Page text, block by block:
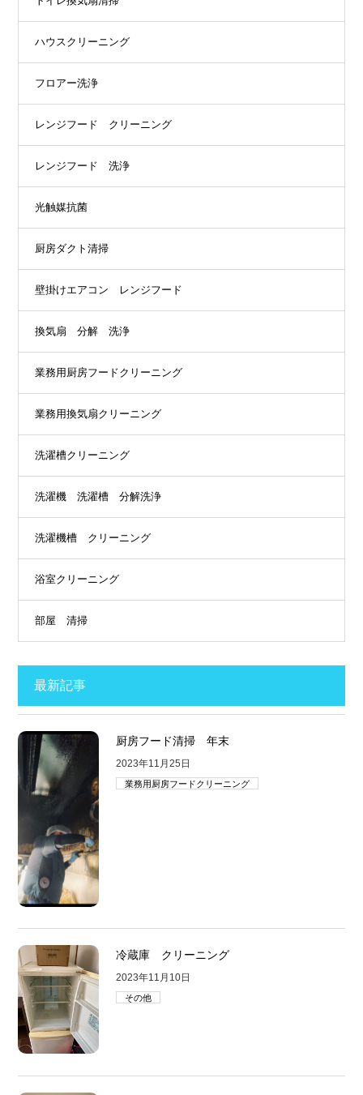
ハウスクリーニング
フロアー洗浄
レンジフード クリーニング
レンジフード 洗浄
光触媒抗菌
厨房ダクト清掃
壁掛けエアコン レンジフード
換気扇 分解 洗浄
業務用厨房フードクリーニング
業務用換気扇クリーニング
洗濯槽クリーニング
洗濯機 洗濯槽 分解洗浄
洗濯機槽 クリーニング
浴室クリーニング
部屋 清掃
最新記事
厨房フード清掃 年末
2023年11月25日
業務用厨房フードクリーニング
冷蔵庫 クリーニング
2023年11月10日
その他